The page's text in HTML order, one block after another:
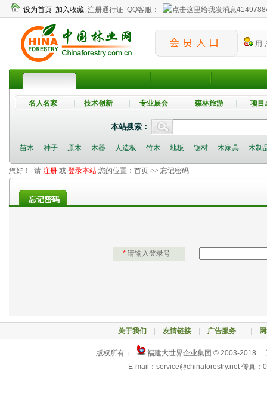
设为首页 加入收藏 注册通行证 QQ客服：
用
名人名家 技术创新 专业展会 森林旅游 项目
本站搜索：
苗木 种子 原木 木器 人造板 竹木 地板 锯材 木家具 木制
您好！ 请 注册 或 登录本站 您的位置： 首页 >> 忘记密码
忘记密码
* 请输入登录号
关于我们 友情链接| 广告服务
版权所有：
福建大世界企业集团 © 2003-2018
E-mail：service@chinaforestry.net 传真